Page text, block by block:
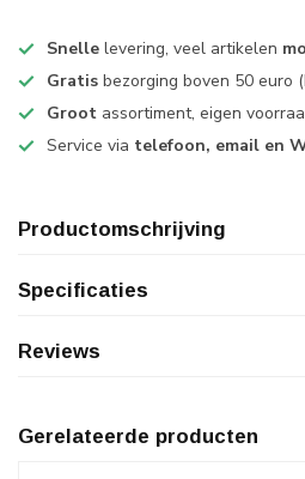
Snelle levering, veel artikelen
Gratis bezorging boven 50 euro
Groot assortiment, eigen
Service via telefoon, email en
Productomschrijving
Specificaties
Reviews
Gerelateerde producten